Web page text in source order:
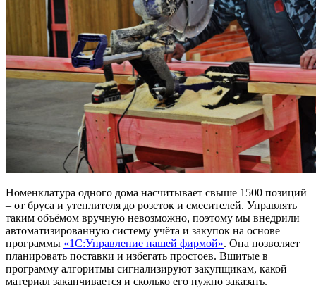
Номенклатура одного дома насчитывает свыше 1500 позиций
– от бруса и утеплителя до розеток и смесителей. Управлять
таким объёмом вручную невозможно, поэтому мы внедрили
автоматизированную систему учёта и закупок на основе
программы «1С:Управление нашей фирмой». Она позволяет
планировать поставки и избегать простоев. Вшитые в
программу алгоритмы сигнализируют закупщикам, какой
материал заканчивается и сколько его нужно заказать.